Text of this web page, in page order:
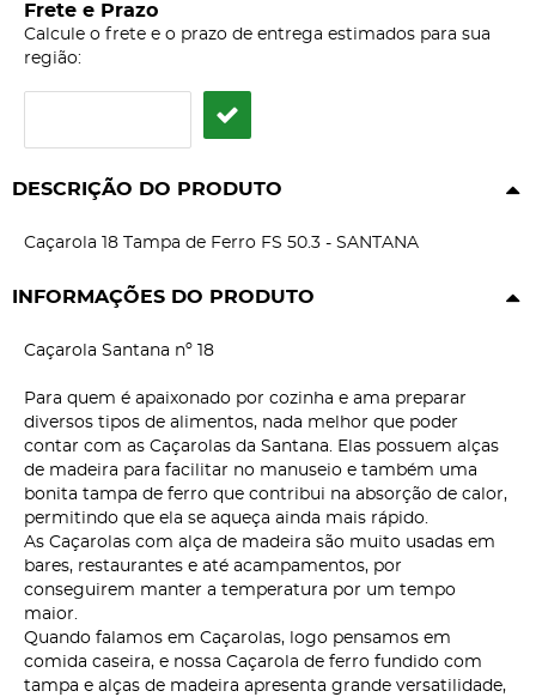
Frete e Prazo
Calcule o frete e o prazo de entrega estimados para sua
região:
DESCRIÇÃO DO PRODUTO
Caçarola 18 Tampa de Ferro FS 50.3 - SANTANA
INFORMAÇÕES DO PRODUTO
Caçarola Santana nº 18
Para quem é apaixonado por cozinha e ama preparar
diversos tipos de alimentos, nada melhor que poder
contar com as Caçarolas da Santana. Elas possuem alças
de madeira para facilitar no manuseio e também uma
bonita tampa de ferro que contribui na absorção de calor,
permitindo que ela se aqueça ainda mais rápido.
As Caçarolas com alça de madeira são muito usadas em
bares, restaurantes e até acampamentos, por
conseguirem manter a temperatura por um tempo
maior.
Quando falamos em Caçarolas, logo pensamos em
comida caseira, e nossa Caçarola de ferro fundido com
tampa e alças de madeira apresenta grande versatilidade,